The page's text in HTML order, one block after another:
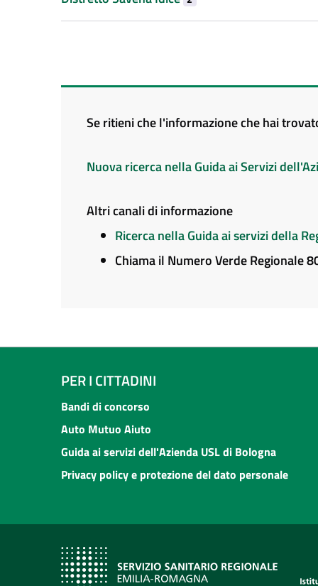
Se ritieni che l'informazione che hai
Nuova ricerca nella Guida ai Servizi
Altri canali di informazione
Ricerca nella Guida ai servizi della
Chiama il Numero Verde Regionale
PER I CITTADINI
Bandi di concorso
Auto Mutuo Aiuto
Guida ai servizi dell'Azienda USL di Bologna
Privacy policy e protezione del dato personale